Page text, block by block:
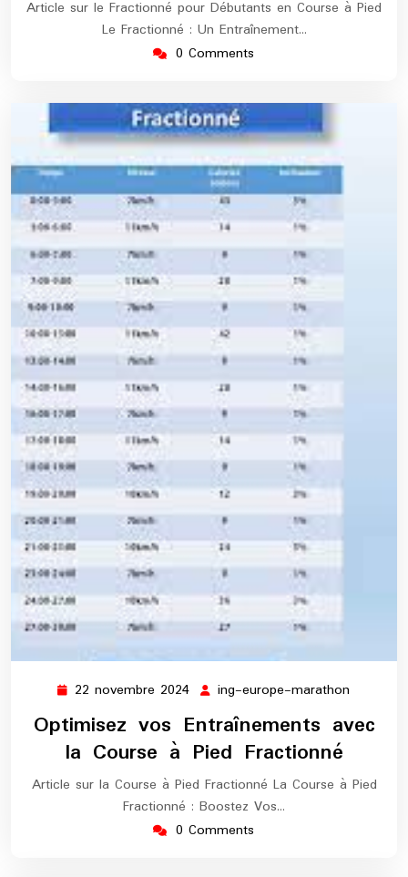
Article sur le Fractionné pour Débutants en Course à Pied
Le Fractionné : Un Entraînement…
0 Comments
22 novembre 2024 22
novembre
2024
ing-europe-marathon
marathon
Optimisez vos Entraînements avec
la Course à Pied Fractionné
Article sur la Course à Pied Fractionné La Course à Pied
Fractionné : Boostez Vos…
0 Comments